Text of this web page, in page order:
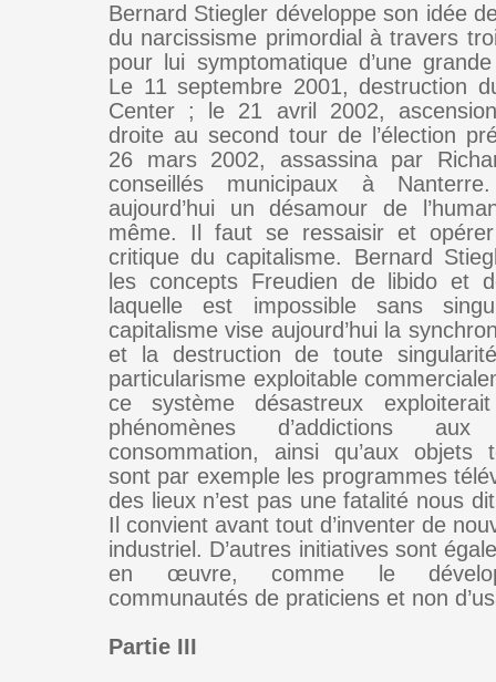
Bernard Stiegler développe son idée
du narcissisme primordial à travers
pour lui symptomatique d’une
Le 11 septembre 2001, destruction
Center ; le 21 avril 2002,
droite au second tour de l’élection
26 mars 2002, assassina par
conseillés municipaux à
aujourd’hui un désamour de
même. Il faut se ressaisir et
critique du capitalisme. Bernard
les concepts Freudien de libido et
laquelle est impossible sans
capitalisme vise aujourd’hui la
et la destruction de toute
particularisme exploitable
ce système désastreux
phénomènes d’addictions
consommation, ainsi qu’aux objets
sont par exemple les programmes
des lieux n’est pas une fatalité nous
Il convient avant tout d’inventer de
industriel. D’autres initiatives sont
en œuvre, comme le
communautés de praticiens et non
Partie III